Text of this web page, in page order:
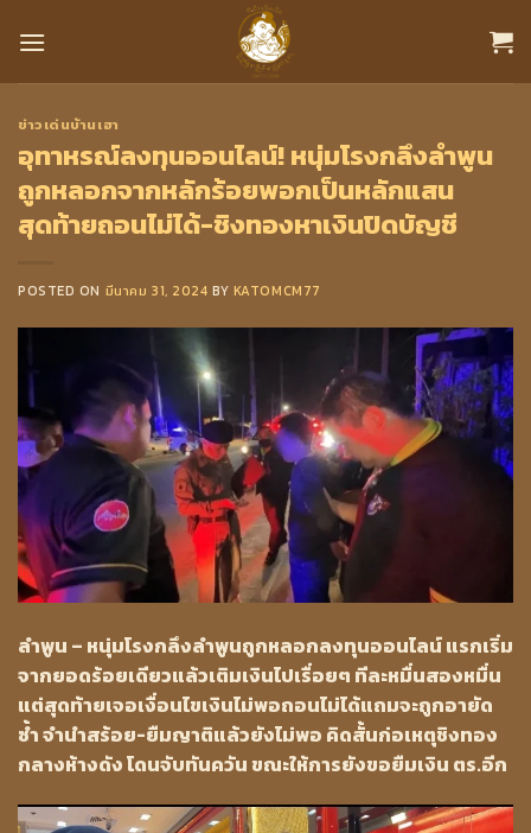
ข่าวเด่นบ้านเฮา
อุทาหรณ์ลงทุนออนไลน์! หนุ่มโรงกลึงลำพูน
ถูกหลอกจากหลักร้อยพอกเป็นหลักแสน
สุดท้ายถอนไม่ได้-ชิงทองหาเงินปิดบัญชี
POSTED ON มีนาคม 31, 2024 BY KATOMCM77
ลำพูน – หนุ่มโรงกลึงลำพูนถูกหลอกลงทุนออนไลน์ แรกเริ่ม
จากยอดร้อยเดียวแล้วเติมเงินไปเรื่อยๆ ทีละหมื่นสองหมื่น
แต่สุดท้ายเจอเงื่อนไขเงินไม่พอถอนไม่ได้แถมจะถูกอายัด
ซ้ำ จำนำสร้อย-ยืมญาติแล้วยังไม่พอ คิดสั้นก่อเหตุชิงทอง
กลางห้างดัง โดนจับทันควัน ขณะให้การยังขอยืมเงิน ตร.อีก